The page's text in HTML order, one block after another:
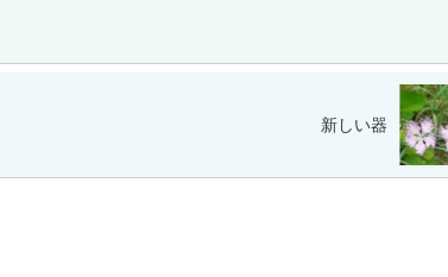
新しい器